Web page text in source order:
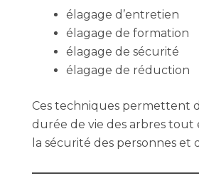
élagage d’entretien
élagage de formation
élagage de sécurité
élagage de réduction
Ces techniques permettent
durée de vie des arbres tout
la sécurité des personnes et